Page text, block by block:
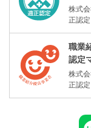
株式
正認
職業
認定
株式
正認